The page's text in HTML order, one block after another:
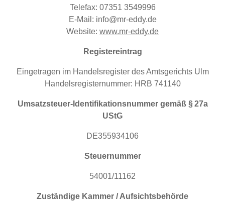
Telefax: 07351 3549996
E-Mail: info@mr-eddy.de
Website: www.mr-eddy.de
Registereintrag
Eingetragen im Handelsregister des Amtsgerichts Ulm
Handelsregisternummer: HRB 741140
Umsatzsteuer-Identifikationsnummer gemäß § 27a
UStG
DE355934106
Steuernummer
54001/11162
Zuständige Kammer / Aufsichtsbehörde